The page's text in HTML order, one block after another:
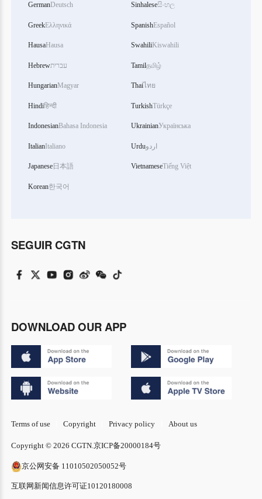
GermanDeutsch
GreekΕλληνικά
HausaHausa
Hebrewעברית
HungarianMagyar
Hindiहिन्दी
IndonesianBahasa Indonesia
ItalianItaliano
Japanese日本語
Korean한국어
Sinhaleseසිංහල
SpanishEspañol
SwahiliKiswahili
Tamilதமிழ்
Thaiไทย
TurkishTürkçe
UkrainianУкраїнська
Urduاردو
VietnameseTiếng Việt
SEGUIR CGTN
DOWNLOAD OUR APP
Terms of use Copyright Privacy policy About us
Copyright © 2026 CGTN.京ICP备20000184号
京公网安备 11010502050052号
互联网新闻信息许可证10120180008